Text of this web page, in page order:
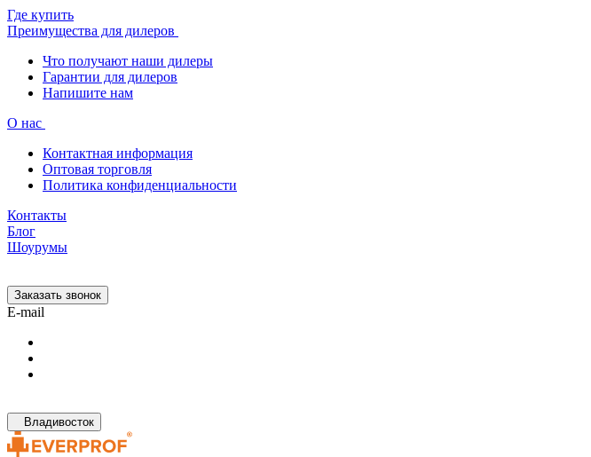
Где купить
Преимущества для дилеров
Что получают наши дилеры
Гарантии для дилеров
Напишите нам
О нас
Контактная информация
Оптовая торговля
Политика конфиденциальности
Контакты
Блог
Шоурумы
Заказать звонок
E-mail
Владивосток